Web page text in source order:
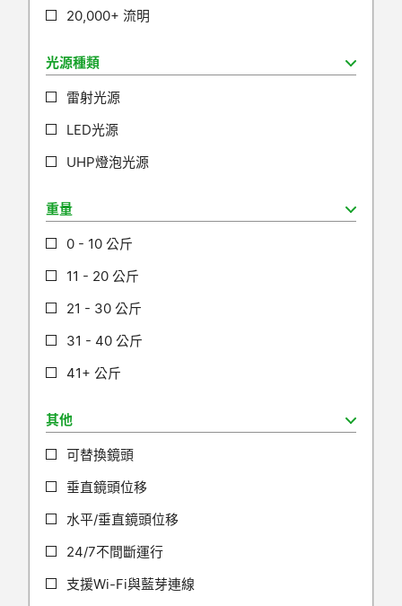
20,000+ 流明
光源種類
雷射光源
LED光源
UHP燈泡光源
重量
0 - 10 公斤
11 - 20 公斤
21 - 30 公斤
31 - 40 公斤
41+ 公斤
其他
可替換鏡頭
垂直鏡頭位移
水平/垂直鏡頭位移
24/7不間斷運行
支援Wi-Fi與藍芽連線